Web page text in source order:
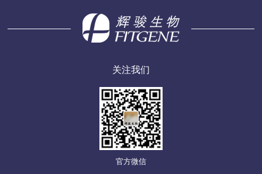
关注我们
官方微信